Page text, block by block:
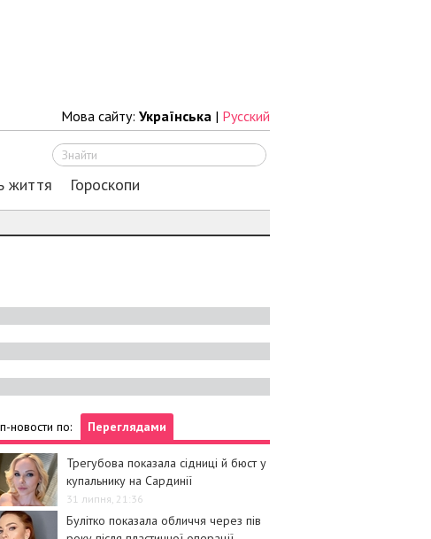
Мова сайту: Українська | Русский
життя Гороскопи
новости по: Переглядами
Трегубова показала сідниці й бюст у
купальнику на Сардинії
31 липня, 21:36
Булітко показала обличчя через пів